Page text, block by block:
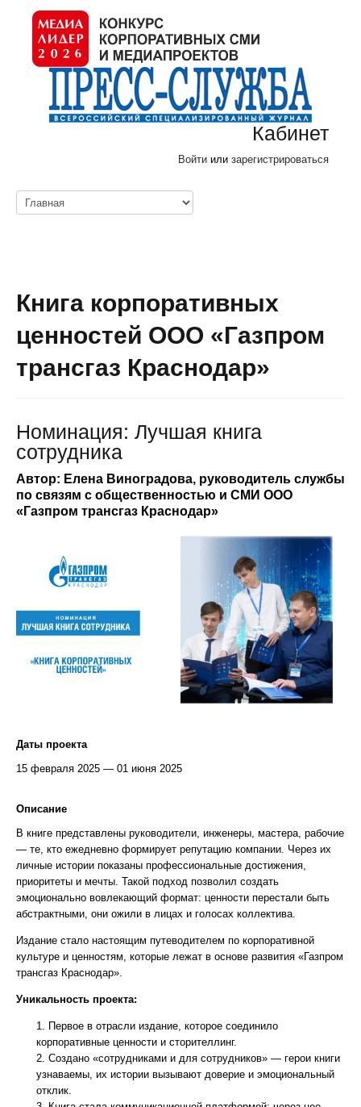
Кабинет
Войти или зарегистрироваться
Книга корпоративных
ценностей ООО «Газпром
трансгаз Краснодар»
Номинация: Лучшая книга
сотрудника
Автор: Елена Виноградова, руководитель службы
по связям с общественностью и СМИ ООО
«Газпром трансгаз Краснодар»
Даты проекта
15 февраля 2025 — 01 июня 2025
Описание
В книге представлены руководители, инженеры, мастера, рабочие
— те, кто ежедневно формирует репутацию компании. Через их
личные истории показаны профессиональные достижения,
приоритеты и мечты. Такой подход позволил создать
эмоционально вовлекающий формат: ценности перестали быть
абстрактными, они ожили в лицах и голосах коллектива.
Издание стало настоящим путеводителем по корпоративной
культуре и ценностям, которые лежат в основе развития «Газпром
трансгаз Краснодар».
Уникальность проекта:
Первое в отрасли издание, которое соединило
корпоративные ценности и сторителлинг.
Создано «сотрудниками и для сотрудников» — герои книги
узнаваемы, их истории вызывают доверие и эмоциональный
отклик.